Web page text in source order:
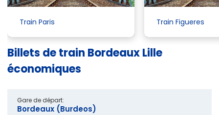
Train Paris Train Figueres
Billets de train Bordeaux Lille
économiques
Gare de départ:
Bordeaux (Burdeos)